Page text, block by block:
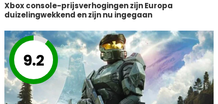
Xbox console-prijsverhogingen zijn Europa
duizelingwekkend en zijn nu ingegaan
9.2